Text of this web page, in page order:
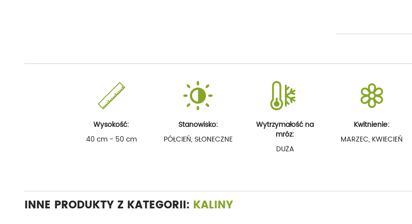
Wysokość:
40 cm - 50 cm
Stanowisko:
PÓŁCIEŃ, SŁONECZNE
Wytrzymałość na
mróz:
DUŻA
Kwitnienie:
MARZEC, KWIECIEŃ
INNE PRODUKTY Z KATEGORII: KALINY